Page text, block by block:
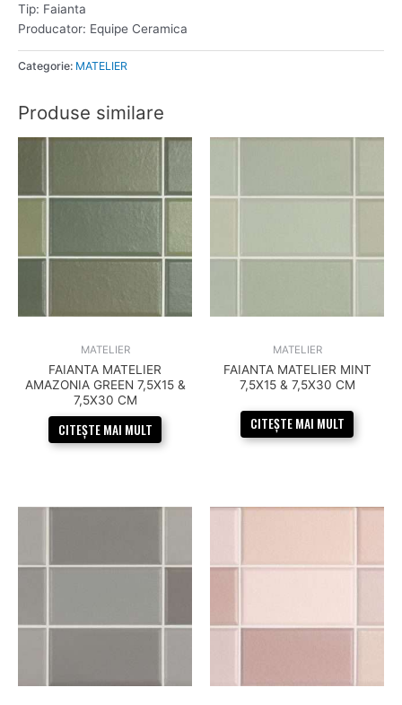
Tip: Faianta
Producator: Equipe Ceramica
Categorie: MATELIER
Produse similare
MATELIER
FAIANTA MATELIER
AMAZONIA GREEN 7,5X15 &
7,5X30 CM
CITEȘTE MAI MULT
MATELIER
FAIANTA MATELIER MINT
7,5X15 & 7,5X30 CM
CITEȘTE MAI MULT